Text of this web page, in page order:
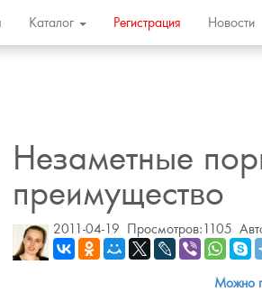
Каталог Регистрация Новости
Незаметные
преимущество
2011-04-19 Просмотров:1105
Можно